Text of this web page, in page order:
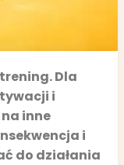
Dla
i
inne
i
do działania